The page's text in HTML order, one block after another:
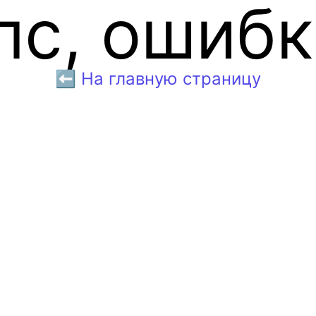
⬅️ На главную страницу